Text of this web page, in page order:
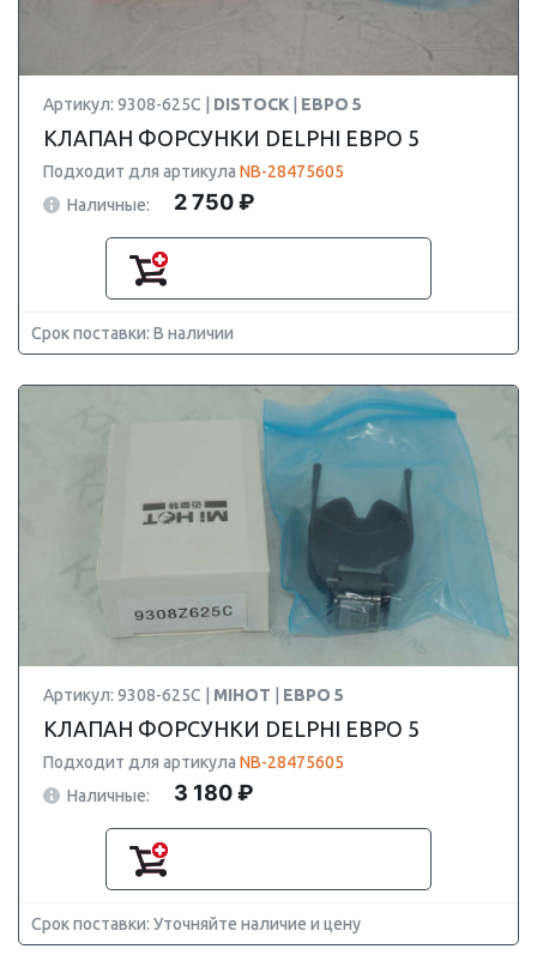
Артикул: 9308-625C | DISTOCK ЕВРО 5
КЛАПАН ФОРСУНКИ DELPHI ЕВРО 5
Подходит для артикула NB-28475605
Наличные:
2 750 ₽
Срок поставки: В наличии
Артикул: 9308-625C | MIHOT ЕВРО 5
КЛАПАН ФОРСУНКИ DELPHI ЕВРО 5
Подходит для артикула NB-28475605
Наличные:
3 180 ₽
Срок поставки: Уточняйте наличие и цену